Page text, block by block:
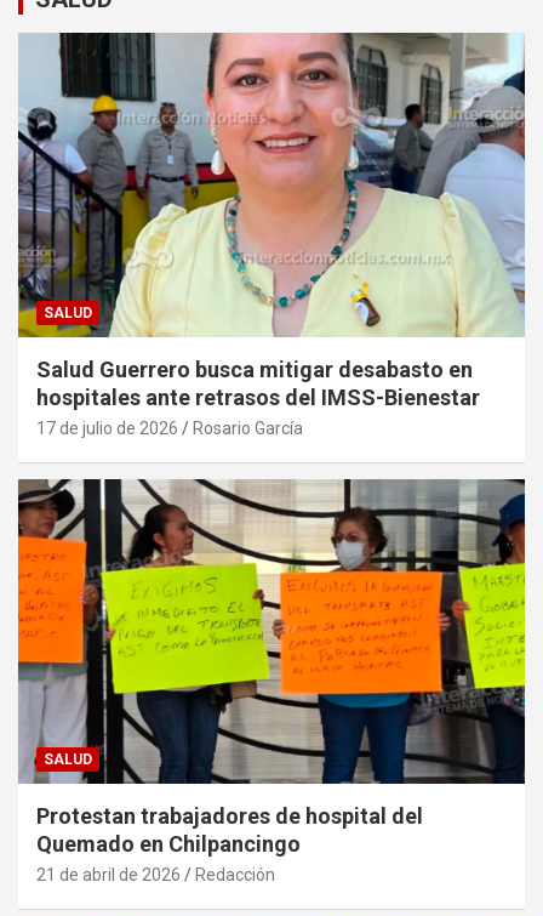
SALUD
Salud Guerrero busca mitigar desabasto en
hospitales ante retrasos del IMSS-Bienestar
17 de julio de 2026 Rosario García
SALUD
Protestan trabajadores de hospital del
Quemado en Chilpancingo
21 de abril de 2026 Redacción